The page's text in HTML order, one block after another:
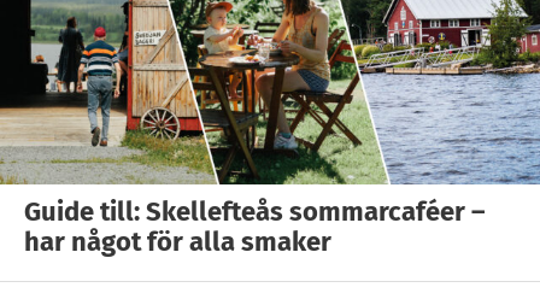
Guide till: Skellefteås sommarcaféer –
har något för alla smaker